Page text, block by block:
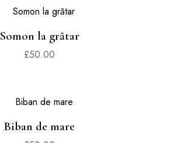
Somon la grătar
£50.00
Biban de mare